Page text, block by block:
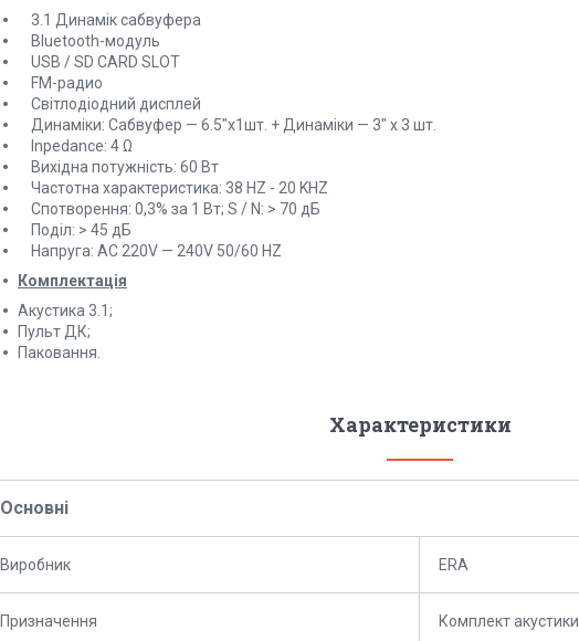
3.1 Динамік сабвуфера
Bluetooth-модуль
USB / SD CARD SLOT
FM-радио
Світлодіодний дисплей
Динаміки: Сабвуфер — 6.5"х1шт. + Динаміки — 3" х 3 шт.
Inpedance: 4 Ω
Вихідна потужність: 60 Вт
Частотна характеристика: 38 HZ - 20 KHZ
Спотворення: 0,3% за 1 Вт; S / N: > 70 дБ
Поділ: > 45 дБ
Напруга: AC 220V — 240V 50/60 HZ
Комплектація
Акустика 3.1;
Пульт ДК;
Паковання.
Характеристики
Основні
Виробник ERA
Призначення Комплект акустики